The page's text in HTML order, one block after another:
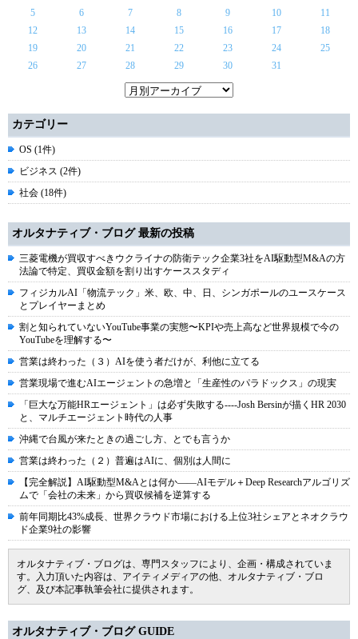
5
6 7 8 9 10
11
12
13 14 15 16 17
18
19
20 21 22 23 24
25
26
27 28 29 30 31
カテゴリー
OS (1件)
ビジネス (2件)
社会 (18件)
オルタナティブ・ブログ 最新の投稿
三菱電機が買収すべきウクライナの防衛テック企業3社をAI駆動型M&Aの方
法論で特定、買収金額を割り出すケーススタディ
フィジカルAI「物流テック」米、欧、中、日、シンガポールのユースケース
とプレイヤーまとめ
割と知られていないYouTube事業の実態〜KPIや売上高など世界規模で今の
YouTubeを理解する〜
営業は終わった（３）AIを使う者だけが、利他に立てる
営業現場で進むAIエージェントの急増と「生産性のパラドックス」の現実
「巨大な万能HRエージェント」は必ず失敗する----Josh Bersinが描くHR 2030
と、マルチエージェント時代の人事
沖縄で台風が来たときの過ごし方、とでも言うか
営業は終わった（２）普遍はAIに、個別は人間に
【完全解説】AI駆動型M&Aとは何か――AIモデル＋Deep Researchアルゴリズ
ムで「会社の未来」から買収候補を逆算する
前年同期比43%成長、世界クラウド市場における上位3社シェアとネオクラウ
ド企業9社の影響
オルタナティブ・ブログは、専門スタッフにより、企画・構成されていま
す。入力頂いた内容は、アイティメディアの他、オルタナティブ・ブロ
グ、及び本記事執筆会社に提供されます。
オルタナティブ・ブログ GUIDE